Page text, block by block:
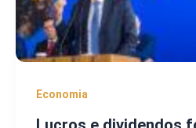
Economia